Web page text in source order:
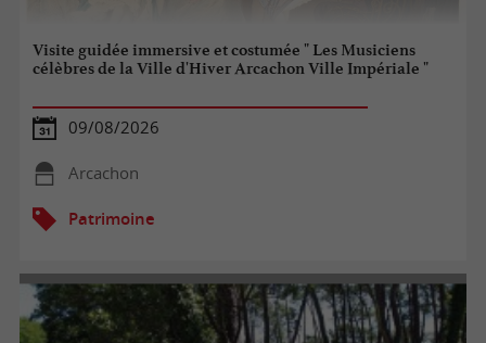
Visite guidée immersive et costumée " Les Musiciens
célèbres de la Ville d'Hiver Arcachon Ville Impériale "
09/08/2026
Arcachon
Patrimoine